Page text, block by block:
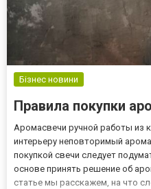
Бізнес новини
Правила покупки
Аромасвечи ручной работы из
интерьеру неповторимый
покупкой свечи следует
основе принять решение об
статье мы расскажем, на что